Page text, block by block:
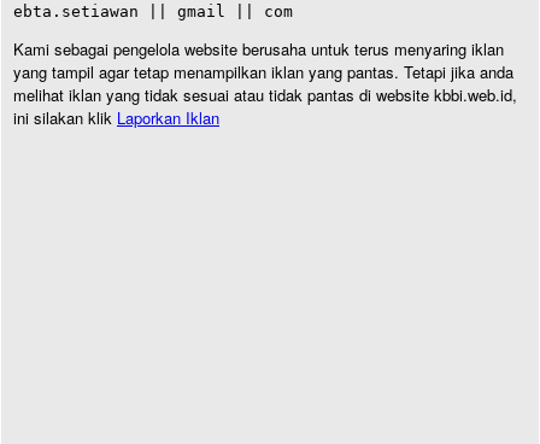
ebta.setiawan || gmail || com
Kami sebagai pengelola website berusaha untuk terus menyaring iklan
yang tampil agar tetap menampilkan iklan yang pantas. Tetapi jika anda
melihat iklan yang tidak sesuai atau tidak pantas di website kbbi.web.id,
ini silakan klik Laporkan Iklan